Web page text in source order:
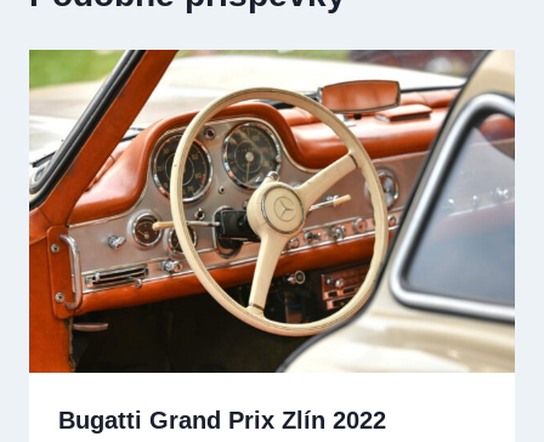
Bugatti Grand Prix Zlín 2022